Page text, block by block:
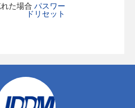
た場合 パスワー
ドリセット